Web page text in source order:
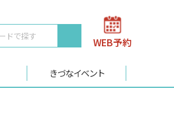
WEB予約
きづなイベント